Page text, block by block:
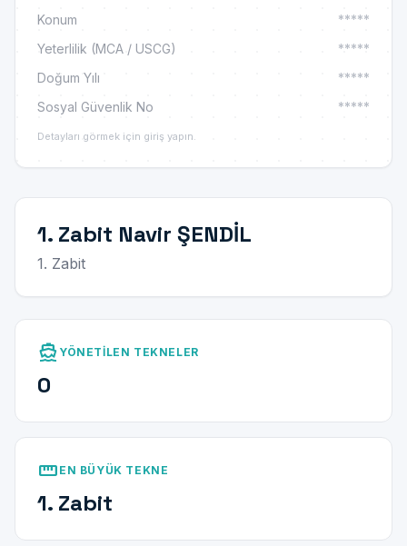
Konum
*****
Yeterlilik (MCA / USCG)
*****
Doğum Yılı
*****
Sosyal Güvenlik No
*****
Detayları görmek için giriş yapın.
1. Zabit Navir ŞENDİL
1. Zabit
directions_boat YÖNETILEN TEKNELER
0
straighten EN BÜYÜK TEKNE
1. Zabit